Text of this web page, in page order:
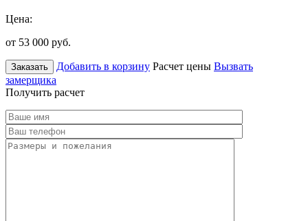
Цена:
от 53 000 руб.
Заказать Добавить в корзину Расчет цены Вызвать
замерщика
Получить расчет